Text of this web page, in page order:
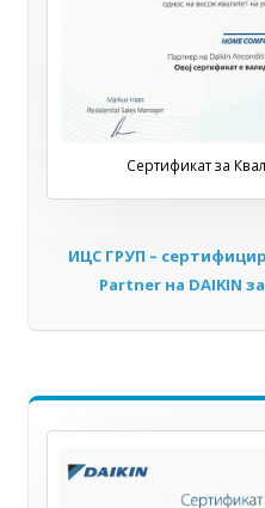
Сертификат за
ИЦС ГРУП –
Partner на DAIKIN